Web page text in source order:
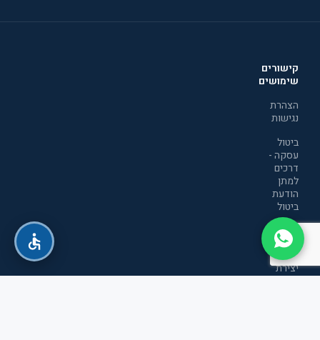
קישורים
שימושים
הצהרת
נגישות
ביטול
עסקה -
דרכים
למתן
הודעת
ביטול
מדיניות
הפרטיות
יצירת